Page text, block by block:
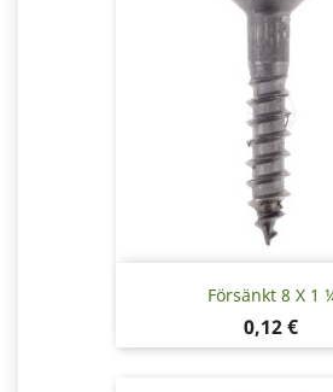
Försänkt 8 X 1
Pris
0,12 €